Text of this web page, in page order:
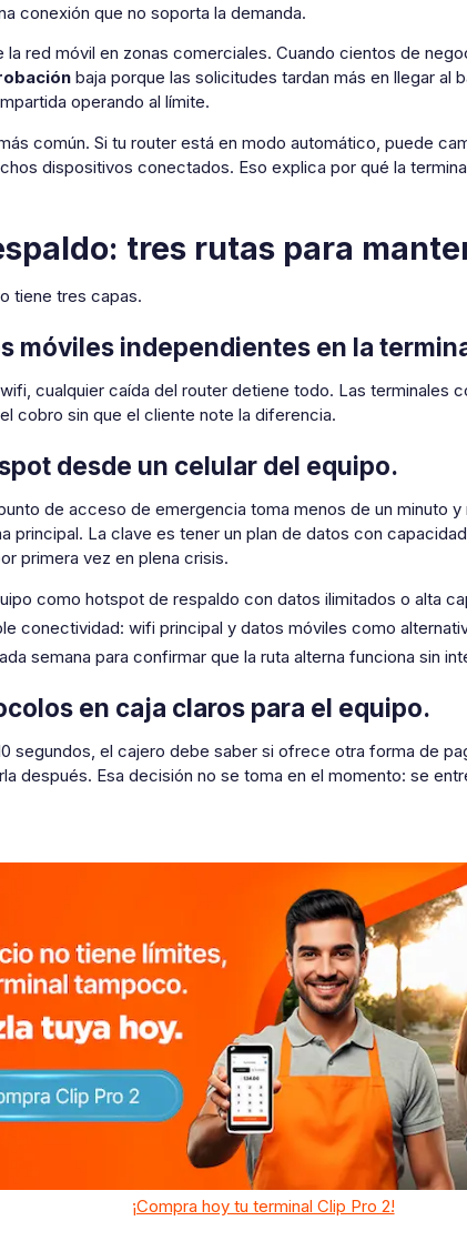
conexión que no soporta la demanda.
red móvil en zonas comerciales. Cuando cientos de
baja porque las solicitudes tardan más en llegar al
operando al límite.
común. Si tu router está en modo automático, puede
dispositivos conectados. Eso explica por qué la
tres rutas para
tiene tres capas.
móviles independientes en la
cualquier caída del router detiene todo. Las terminales
cobro sin que el cliente note la diferencia.
desde un celular del equipo.
de acceso de emergencia toma menos de un minuto y
principal. La clave es tener un plan de datos con
primera vez en plena crisis.
como hotspot de respaldo con datos ilimitados o alta
conectividad: wifi principal y datos móviles como
semana para confirmar que la ruta alterna funciona sin
en caja claros para el equipo.
segundos, el cajero debe saber si ofrece otra forma de
después. Esa decisión no se toma en el momento: se
¡Compra hoy tu terminal Clip Pro 2!